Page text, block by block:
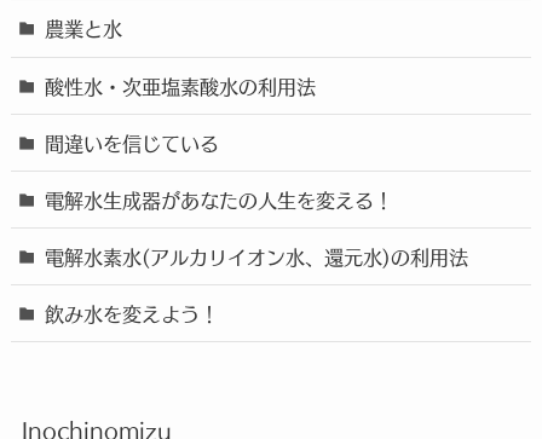
農業と水
酸性水・次亜塩素酸水の利用法
間違いを信じている
電解水生成器があなたの人生を変える！
電解水素水(アルカリイオン水、還元水)の利用法
飲み水を変えよう！
Inochinomizu